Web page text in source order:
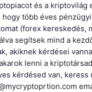
és a kriptovilág
hogy több éves
(forex kereskedés,
segítsek mind a
akiknek kérdései
lenni a
kérdésed van, keress